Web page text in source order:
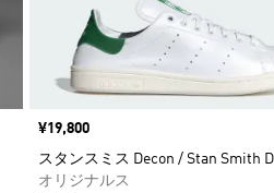
価格
¥19,800
スタンスミス Decon / Stan Smith
オリジナルス